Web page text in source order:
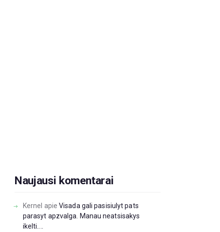
Naujausi komentarai
Kernel apieVisada gali pasisiulyt pats
parasyt apzvalga. Manau neatsisakys
ikelti....